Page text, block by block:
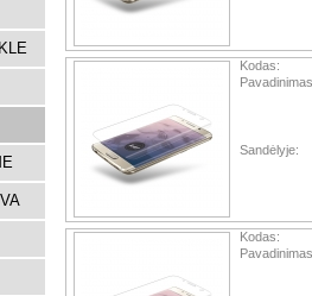
Kodas:
Sandėlyje:
Kodas: